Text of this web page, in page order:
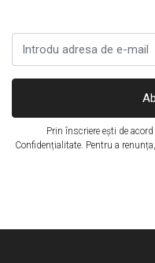
Prin înscriere ești de acord
Confidențialitate. Pentru a